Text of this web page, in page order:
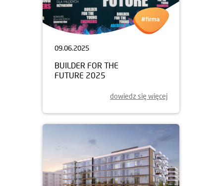
09.06.2025
BUILDER FOR THE
FUTURE 2025
dowiedz się więcej